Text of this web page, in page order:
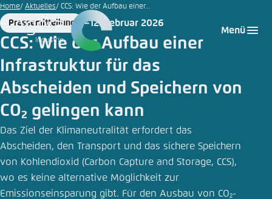
Zum
Hauptinhalt
gehen
Menü
Home Aktuelles CCS: Wie der Aufbau einer...
Format
Pressemitteilung
Date
12. Februar 2026
CCS: Wie der Aufbau einer
Infrastruktur für das
Abscheiden und Speichern von
CO₂ gelingen kann
Das Ziel der Klimaneutralität erfordert das
Abscheiden, den Transport und das sichere Speichern
von Kohlendioxid (Carbon Capture and Storage, CCS),
wo es keine alternative Möglichkeit zur
Emissionseinsparung gibt. Für den Ausbau von CO₂-
Glaser
|
Adobe
Stock
Login
Melden Sie sich an um ..., ... und ... zu verwalten.
Benutzername *
Passwort Passwort vergessen?
Sprache auswählen
Englisch
Deutsch
Agora Think Tanks
Erscheinungsbild der Webseite
Diese Webseite passt ihr Farbschema basierend
auf Ihren Einstellungen an. Wählen Sie aus,
verwenden möchten.
Close
Hell
Dunkel